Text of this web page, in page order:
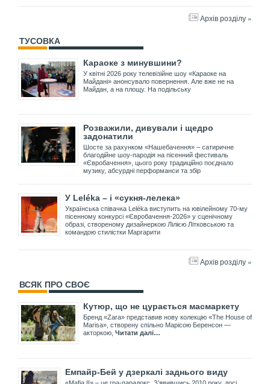
Архів розділу »
ТУСОВКА
Караоке з минувшини?
У квітні 2026 року телевізійне шоу «Караоке на
Майдані» анонсувало повернення. Але вже не на
Майдан, а на площу. На подільську
Розважили, дивували і щедро
задонатили
Шосте за рахунком «Нашебачення» – сатиричне
благодійне шоу-пародія на пісенний фестиваль
«Євробачення», цього року традиційно поєднало
музику, абсурдні перформанси та збір
У Leléka – і «сукня-лелека»
Українська співачка Leléka виступить на ювілейному 70-му
пісенному конкурсі «Євробачення-2026» у сценічному
образі, створеному дизайнеркою Лілією Літковською та
командою стилістки Маргарити
Архів розділу »
ВСЯК ПРО СВОЄ
Кутюр, що не цурається масмаркету
Бренд «Zara» представив нову колекцію «The House of
Marisa», створену спільно Марісою Беренсон —
акторкою, Читати далі…
Емпайр-Бей у дзеркалі заднього виду